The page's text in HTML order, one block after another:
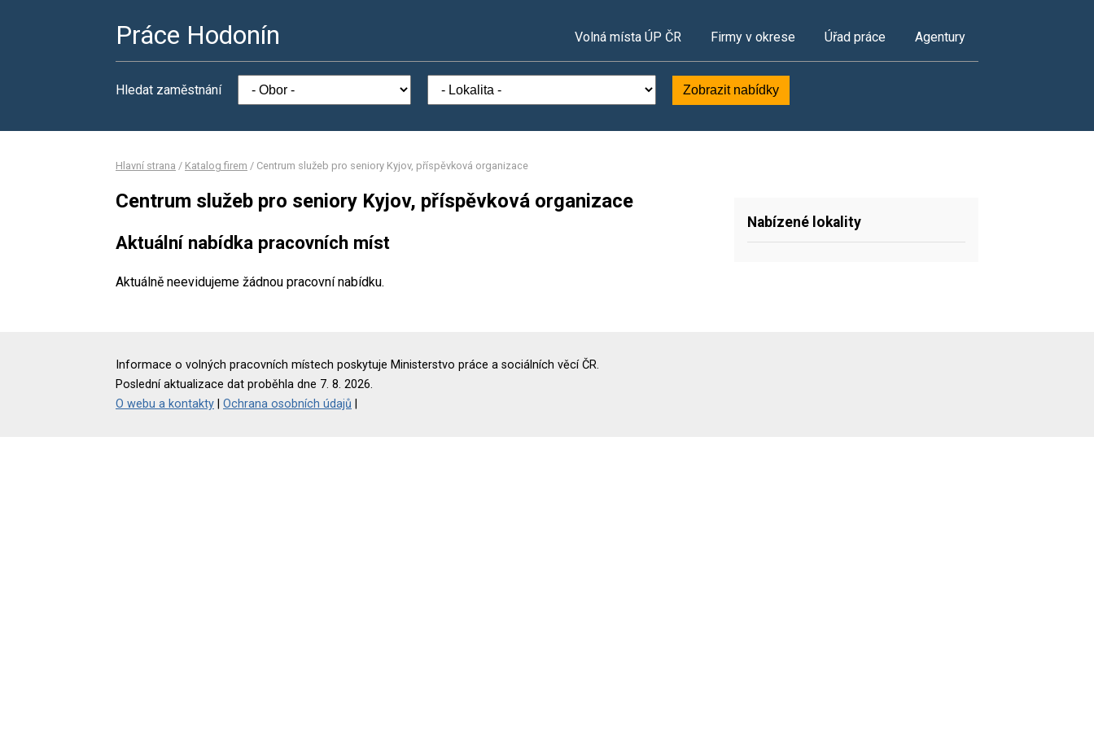
Práce Hodonín Volná místa ÚP ČR Firmy v okrese Úřad práce Agentury
Hledat zaměstnání Zobrazit nabídky
Hlavní strana / Katalog firem / Centrum služeb pro seniory Kyjov, příspěvková organizace
Centrum služeb pro seniory Kyjov, příspěvková organizace
Aktuální nabídka pracovních míst
Aktuálně neevidujeme žádnou pracovní nabídku.
Nabízené lokality
Informace o volných pracovních místech poskytuje Ministerstvo práce a sociálních věcí ČR.
Poslední aktualizace dat proběhla dne 7. 8. 2026.
O webu a kontakty
Ochrana osobních údajů